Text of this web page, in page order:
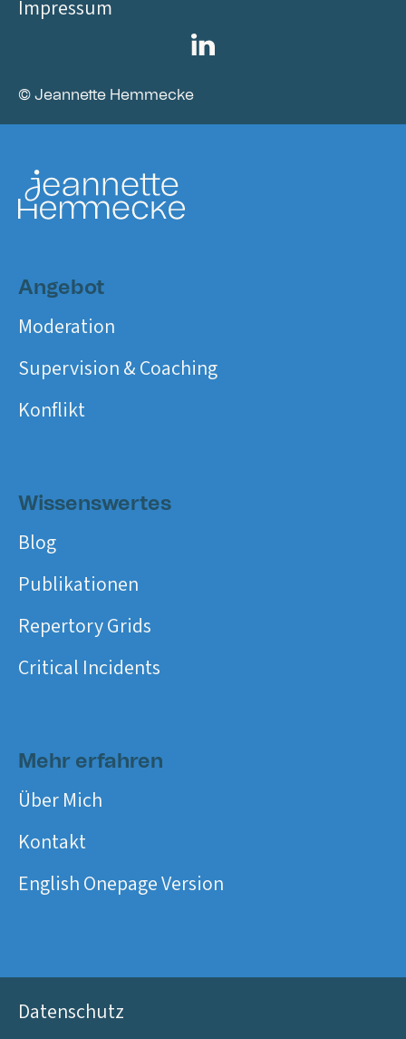
Impressum
© Jeannette Hemmecke
Angebot
Moderation
Supervision & Coaching
Konflikt
Wissenswertes
Blog
Publikationen
Repertory Grids
Critical Incidents
Mehr erfahren
Über Mich
Kontakt
English Onepage Version
Datenschutz